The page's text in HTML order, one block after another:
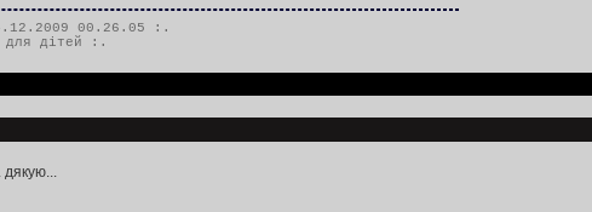
00.26.05 :.
для дітей :.
дякую...